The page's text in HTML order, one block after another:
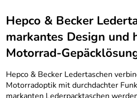
Hepco & Becker
markantes Design und
Motorrad-
Hepco & Becker Ledertaschen
Motorradoptik mit durchdachter